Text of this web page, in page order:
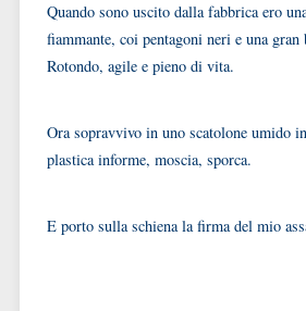
Quando sono uscito dalla fabbrica ero
fiammante, coi pentagoni neri e una gran
Rotondo, agile e pieno di vita.
Ora sopravvivo in uno scatolone umido
plastica informe, moscia, sporca.
E porto sulla schiena la firma del mio